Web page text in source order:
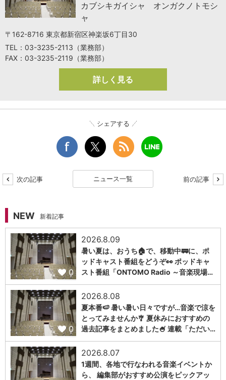
カブシキガイシャ オンガクノトモシ
ャ
〒162-8716 東京都新宿区神楽坂6丁目30
TEL：03-3235-2113（業務部）
FAX：03-3235-2119（業務部）
詳しく見る
シェアする
次の記事 ニュース一覧 前の記事
NEW 新着記事
0
2026.8.09
暑い夏は、おうち🏠で、移動中🚃に、ポ
ッドキャスト番組をどうぞ👀 ポッドキャ
スト番組「ONTOMO Radio ～音楽現場…
0
2026.8.08
夏本番🍉 暑い暑い日々ですが…音楽で涼を
とってみませんか🎐 夏休みにおすすめの
過去記事をまとめました🍧 連載「ただい…
2026.8.07
1週間、各地で行なわれる音楽イベントか
ら、 編集部がおすすめ公演をピックアッ